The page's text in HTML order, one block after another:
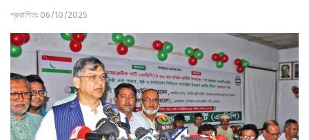
প্রকাশিতঃ 06/10/2025